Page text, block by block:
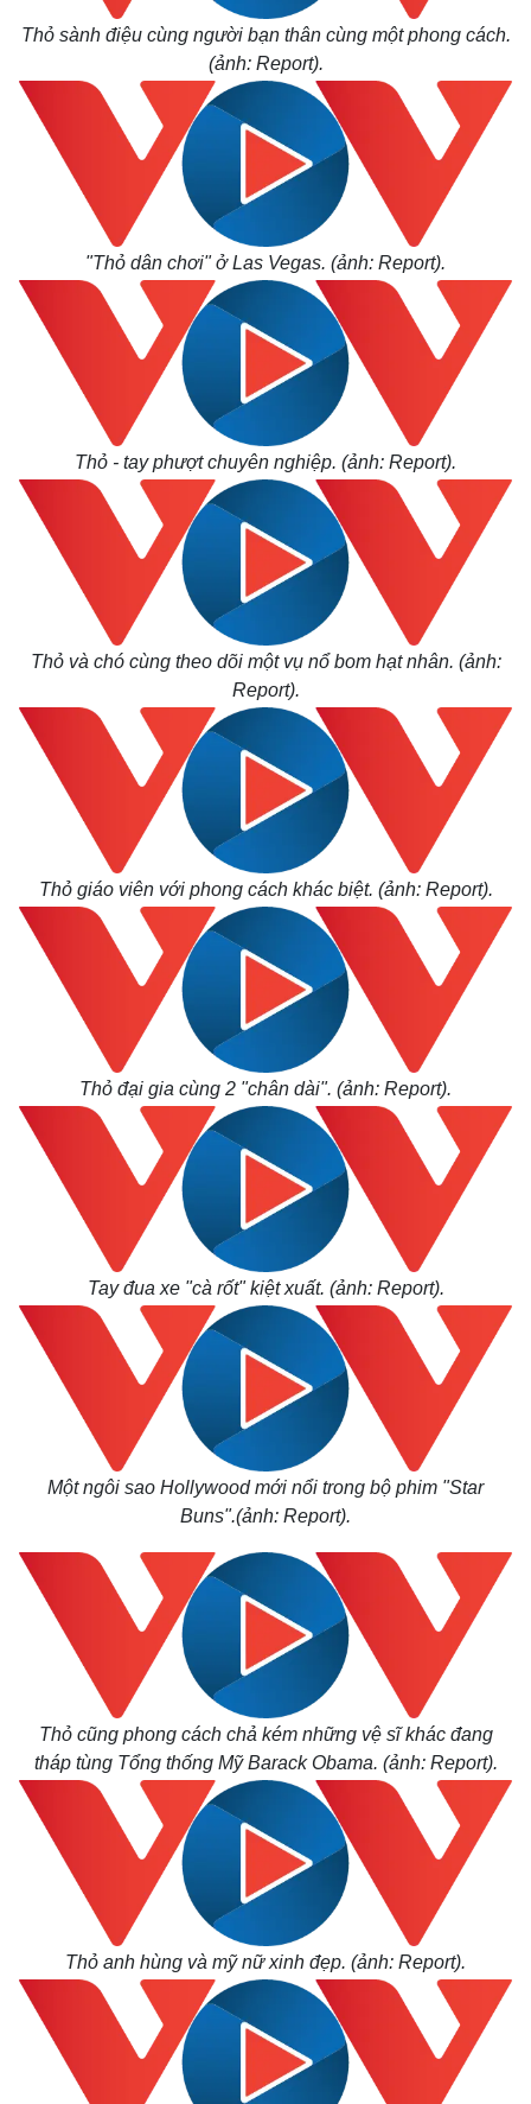
Thế giới
Quan sát
Cuộc sống đó đây
Hồ sơ
Multimedia
Ảnh
E-Magazine
Infographic
Bất động sản
Khởi nghiệp
Thị trường
Giá vàng
Tiêu dùng
Chứng khoán
Giá cà phê
Thỏ sành điệu cùng người bạn thân cùng một phong cách.
(ảnh: Report).
"Thỏ dân chơi" ở Las Vegas. (ảnh: Report).
Thỏ - tay phượt chuyên nghiệp. (ảnh: Report).
Thỏ và chó cùng theo dõi một vụ nổ bom hạt nhân. (ảnh:
Report).
Thỏ giáo viên với phong cách khác biệt. (ảnh: Report).
Thỏ đại gia cùng 2 "chân dài". (ảnh: Report).
Tay đua xe "cà rốt" kiệt xuất. (ảnh: Report).
Một ngôi sao Hollywood mới nổi trong bộ phim "Star
Buns".(ảnh: Report).
Thỏ cũng phong cách chả kém những vệ sĩ khác đang
tháp tùng Tổng thống Mỹ Barack Obama. (ảnh: Report).
Thỏ anh hùng và mỹ nữ xinh đẹp. (ảnh: Report).